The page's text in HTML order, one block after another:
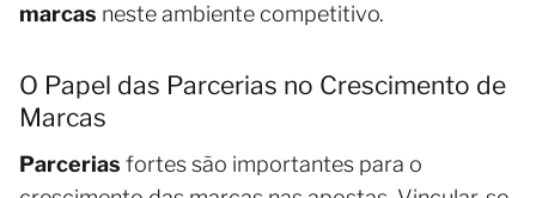
marcas neste ambiente competitivo.
O Papel das Parcerias no Crescimento de
Marcas
Parcerias fortes são importantes para o